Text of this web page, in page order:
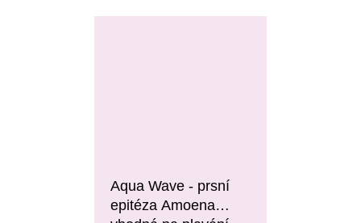
Aqua Wave - prsní
epitéza Amoena